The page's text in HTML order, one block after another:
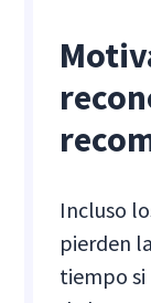
Incluso
pierden
tiempo